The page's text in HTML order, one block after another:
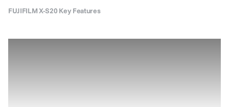
FUJIFILM X-S20 Key Features